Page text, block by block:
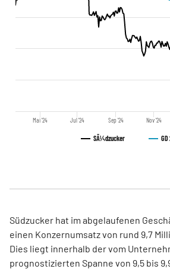
SÃ¼dzucker GD
Mai '24 Jul '24 Sep '24 Nov '24
Südzucker hat im abgelaufenen
einen Konzernumsatz von rund 9,7
Dies liegt innerhalb der vom
prognostizierten Spanne von 9,5 bis